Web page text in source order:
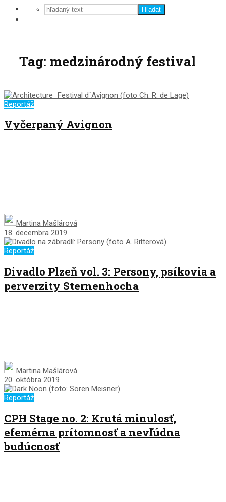
Hľadať
Tag: medzinárodný festival
Reportáž
Vyčerpaný Avignon
Martina Mašlárová
18. decembra 2019
Reportáž
Divadlo Plzeň vol. 3: Persony, psíkovia a
perverzity Sternenhocha
Martina Mašlárová
20. októbra 2019
Reportáž
CPH Stage no. 2: Krutá minulosť,
efemérna prítomnosť a nevľúdna
budúcnosť